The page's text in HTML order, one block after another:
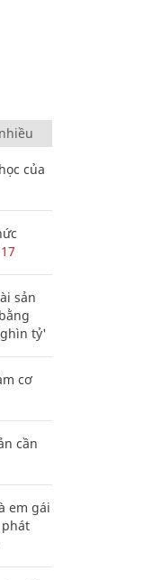
của
17
sản
tỷ'
cơ
cần
em gái